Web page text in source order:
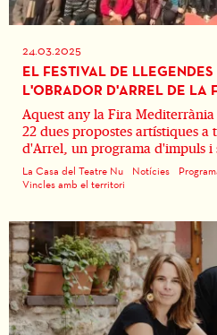
24.03.2025
EL FESTIVAL DE
L'OBRADOR D'ARREL DE LA
Aquest any la Fira
22 dues propostes artístiques a
d'Arrel, un programa d'impuls i
La Casa del Teatre Nu Notícies
Vincles amb el territori